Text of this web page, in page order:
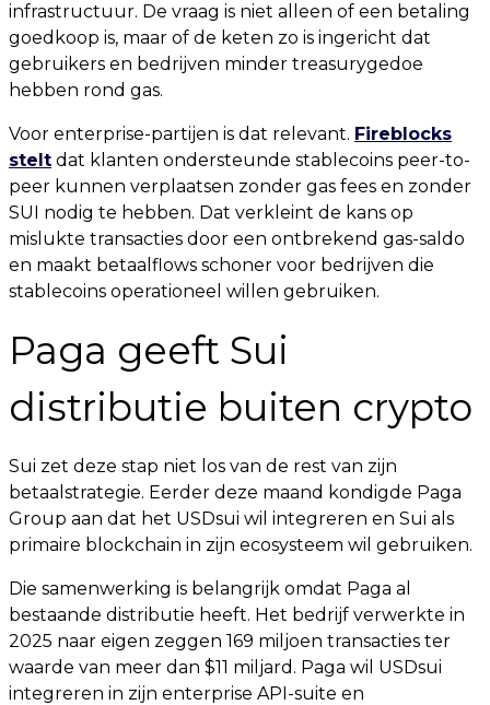
infrastructuur. De vraag is niet alleen of een betaling
goedkoop is, maar of de keten zo is ingericht dat
gebruikers en bedrijven minder treasurygedoe
hebben rond gas.
Voor enterprise-partijen is dat relevant. Fireblocks
stelt dat klanten ondersteunde stablecoins peer-to-
peer kunnen verplaatsen zonder gas fees en zonder
SUI nodig te hebben. Dat verkleint de kans op
mislukte transacties door een ontbrekend gas-saldo
en maakt betaalflows schoner voor bedrijven die
stablecoins operationeel willen gebruiken.
Paga geeft Sui
distributie buiten crypto
Sui zet deze stap niet los van de rest van zijn
betaalstrategie. Eerder deze maand kondigde Paga
Group aan dat het USDsui wil integreren en Sui als
primaire blockchain in zijn ecosysteem wil gebruiken.
Die samenwerking is belangrijk omdat Paga al
bestaande distributie heeft. Het bedrijf verwerkte in
2025 naar eigen zeggen 169 miljoen transacties ter
waarde van meer dan $11 miljard. Paga wil USDsui
integreren in zijn enterprise API-suite en